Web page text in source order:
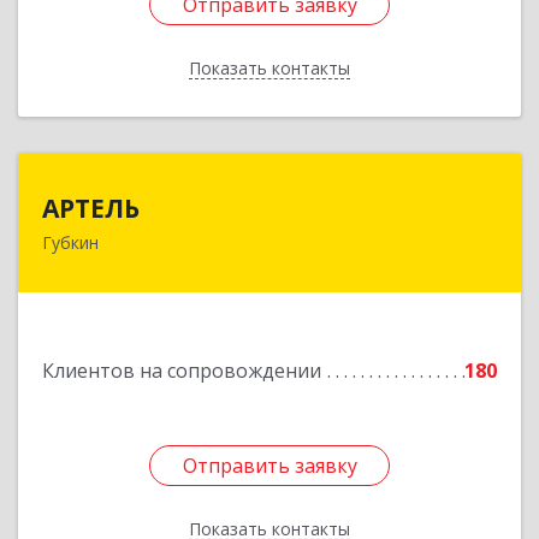
Показать контакты
Назад
АРТЕЛЬ
Губкин
Клиентов на сопровождении 180
Отправить заявку
Показать контакты
309181, Белгородская обл, Губкинский р-н,
Отправить заявку
Назад